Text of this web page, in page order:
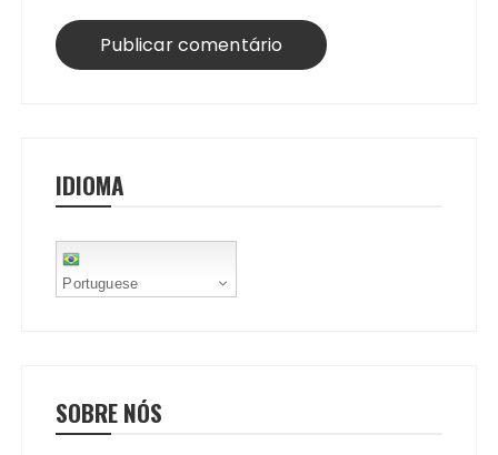
IDIOMA
Portuguese
SOBRE NÓS